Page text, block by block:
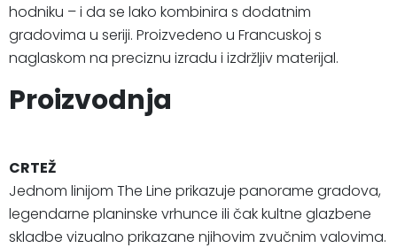
hodniku – i da se lako kombinira s dodatnim
gradovima u seriji. Proizvedeno u Francuskoj s
naglaskom na preciznu izradu i izdržljiv materijal.
Proizvodnja
CRTEŽ
Jednom linijom The Line prikazuje panorame gradova,
legendarne planinske vrhunce ili čak kultne glazbene
skladbe vizualno prikazane njihovim zvučnim valovima.